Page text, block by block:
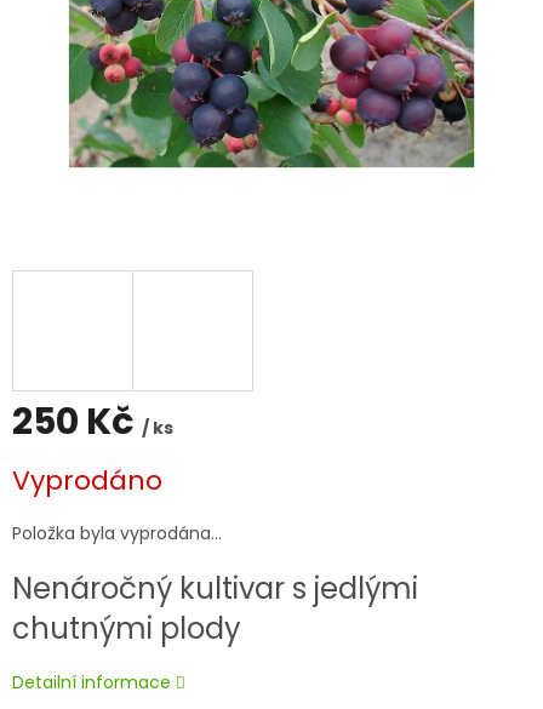
250 Kč / ks
cena:
Vyprodáno
Položka byla vyprodána…
Nenáročný kultivar s jedlými
chutnými plody
Detailní informace